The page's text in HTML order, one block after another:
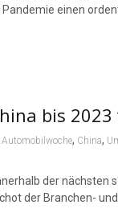
einen
bis 2023
Automobilwoche, China,
der nächsten
der Branchen-